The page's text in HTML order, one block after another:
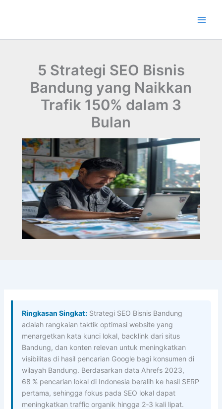
5 Strategi SEO Bisnis
Bandung yang Naikkan
Trafik 150% dalam 3
Bulan
Ringkasan Singkat: Strategi SEO Bisnis Bandung
adalah rangkaian taktik optimasi website yang
menargetkan kata kunci lokal, backlink dari situs
Bandung, dan konten relevan untuk meningkatkan
visibilitas di hasil pencarian Google bagi konsumen di
wilayah Bandung. Berdasarkan data Ahrefs 2023,
68 % pencarian lokal di Indonesia beralih ke hasil SERP
pertama, sehingga fokus pada SEO lokal dapat
meningkatkan traffic organik hingga 2‑3 kali lipat.